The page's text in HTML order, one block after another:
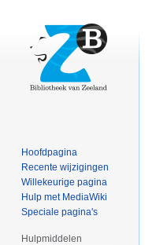
Hoofdpagina
Recente wijzigingen
Willekeurige pagina
Hulp met MediaWiki
Speciale pagina's
Hulpmiddelen